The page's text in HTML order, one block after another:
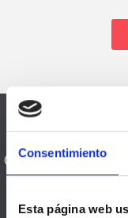
Consentimiento
Esta página web
Our Injury
is focused